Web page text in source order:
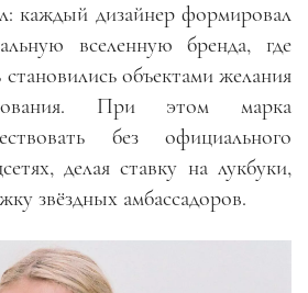
каждый дизайнер формировал
вселенную бренда, где
становились объектами желания
При этом марка
без официального
делая ставку на лукбуки,
звёздных амбассадоров.